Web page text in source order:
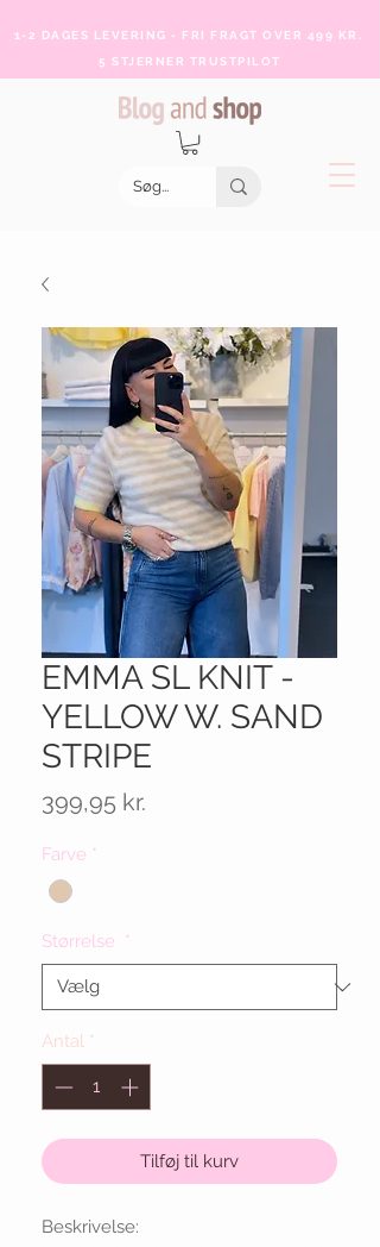
1-2 DAGES LEVERING - FRI FRAGT OVER 499 KR.
5 STJERNER TRUSTPILOT
EMMA SL KNIT -
YELLOW W. SAND
STRIPE
399,95 kr.
Farve *
Størrelse *
Antal *
Tilføj til kurv
Beskrivelse: